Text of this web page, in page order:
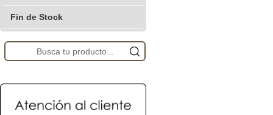
Fin de Stock